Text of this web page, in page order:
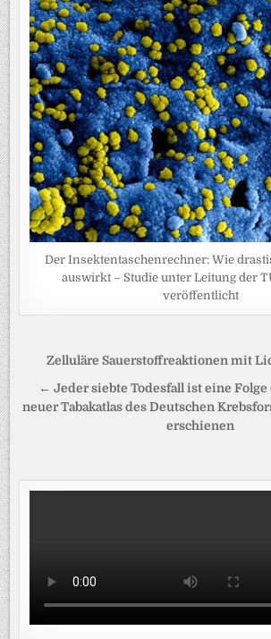
Der Insektentaschenrechner: Wie
auswirkt – Studie unter Leitung der
veröffentlicht
Beitragsnavigation
Zelluläre Sauerstoffreaktionen mit
← Jeder siebte Todesfall ist eine Folge
neuer Tabakatlas des Deutschen
erschienen